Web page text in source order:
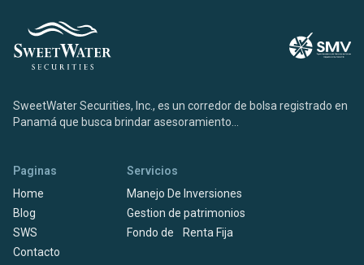
SweetWater Securities, Inc., es un corredor de bolsa registrado en
Panamá que busca brindar asesoramiento...
Paginas
Home
Blog
SWS
Contacto
Servicios
Manejo De Inversiones
Gestion de patrimonios
Fondo de Renta Fija